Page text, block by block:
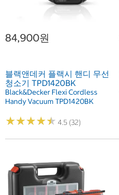
84,900원
블랙앤데커 플랙시 핸디 무선
청소기 TPD1420BK
Black&Decker Flexi Cordless
Handy Vacuum TPD1420BK
★★★★★
★★★★★ 4.5 (32)